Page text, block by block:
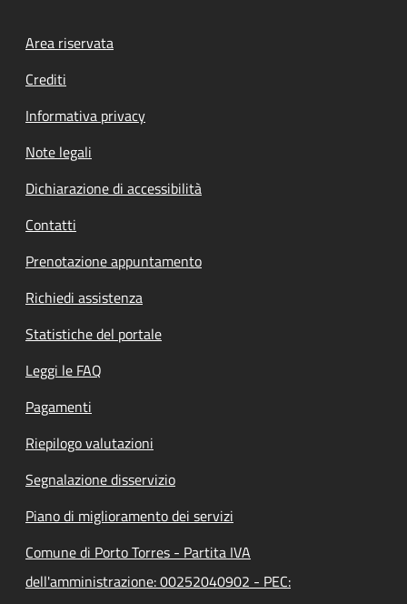
Footer menu
Area riservata
Crediti
Informativa privacy
Note legali
Dichiarazione di accessibilità
Contatti
Prenotazione appuntamento
Richiedi assistenza
Statistiche del portale
Leggi le FAQ
Pagamenti
Riepilogo valutazioni
Segnalazione disservizio
Piano di miglioramento dei servizi
Comune di Porto Torres - Partita IVA
dell'amministrazione: 00252040902 - PEC: